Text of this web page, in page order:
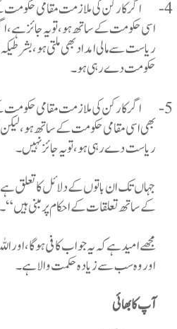
4-
اگر کارکن کی ملازمت مقامی حکومت
اسی حکومت کے ساتھ ہو، تو یہ جائز
ریاست سے مالی امداد بھی ملتی ہو،
حکومت دے رہی ہو۔
5-
اگر کارکن کی ملازمت مقامی حکومت
بھی اسی مقامی حکومت کے ساتھ ہو،
ریاست دے رہی ہو، تو یہ جائز نہیں۔
جہاں تک ان باتوں کے دلائل کا تعلق
کے ساتھ تعلقات کے احکام پر مبنی
مجھے امید ہے کہ یہ جواب کافی ہو گا، اور
اور وہ سب سے زیادہ حکمت والا ہے۔
آپ کا بھائی